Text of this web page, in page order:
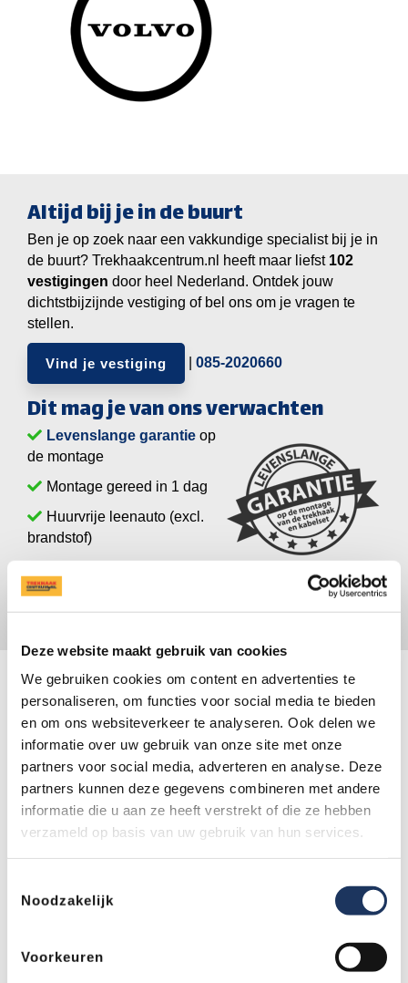
Deze website maakt gebruik van cookies
We gebruiken cookies om content en advertenties te
personaliseren, om functies voor social media te bieden
en om ons websiteverkeer te analyseren. Ook delen we
informatie over uw gebruik van onze site met onze
partners voor social media, adverteren en analyse. Deze
partners kunnen deze gegevens combineren met andere
informatie die u aan ze heeft verstrekt of die ze hebben
verzameld op basis van uw gebruik van hun services.
Noodzakelijk
Voorkeuren
Altijd bij je in de buurt
Ben je op zoek naar een vakkundige specialist bij je in
de buurt? Trekhaakcentrum.nl heeft maar liefst
vestigingen door heel Nederland. Ontdek jouw
dichtstbijzijnde vestiging of bel ons om je vragen te
stellen.
Vind je vestiging 085-2020660
Dit mag je van ons verwachten
Levenslange garantie op
de montage
Montage gereed in 1 dag
Huurvrije leenauto (excl.
brandstof)
Gratis leenauto
Onze vakkundige monteurs zijn enige tijd bezig met
het bevestigen van de trekhaak aan uw Volvo ES90. In
de tussentijd kunt u profiteren van een gratis leenauto,
zodat u weer zorgeloos de weg op kunt. Voor het
gebruik van onze leenauto betaalt u enkel de
verbruikte brandstof.
Onze experts geven advies
Trekhaakcentrum van levenslange garantie op
altijd eerlijk over de geschikte trekhaak voor uw Volvo
ES90. Is de trekhaak gemonteerd? Dan lopen zij de